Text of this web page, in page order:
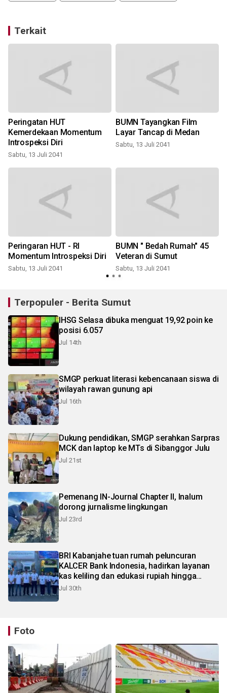
Terkait
Peringatan HUT
Kemerdekaan Momentum
Introspeksi Diri
Sabtu, 13 Juli 2041
BUMN Tayangkan Film
Layar Tancap di Medan
Sabtu, 13 Juli 2041
Peringaran HUT - RI
Momentum Introspeksi Diri
Sabtu, 13 Juli 2041
BUMN " Bedah Rumah" 45
Veteran di Sumut
Sabtu, 13 Juli 2041
Terpopuler - Berita Sumut
IHSG Selasa dibuka menguat 19,92 poin ke
posisi 6.057
Jul 14th
SMGP perkuat literasi kebencanaan siswa di
wilayah rawan gunung api
Jul 16th
Dukung pendidikan, SMGP serahkan Sarpras
MCK dan laptop ke MTs di Sibanggor Julu
Jul 21st
Pemenang IN-Journal Chapter II, Inalum
dorong jurnalisme lingkungan
Jul 23rd
BRI Kabanjahe tuan rumah peluncuran
KALCER Bank Indonesia, hadirkan layanan
kas keliling dan edukasi rupiah hingga
pelosok Karo
Jul 30th
Foto